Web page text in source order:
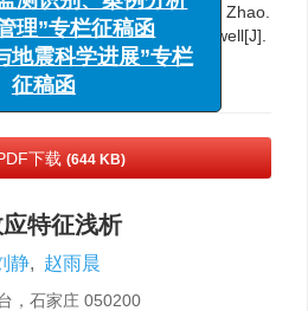
Anpin Zhou, Jing Liu, Yuchen Zhao.
of coseismic effect of Wuji well[J].
, 2018, (1): 17-20.
下载 (644 KB)
特征浅析
静, 赵雨晨
，石家庄 050200
理”专栏征稿函
地震科学进展”专栏
征稿函